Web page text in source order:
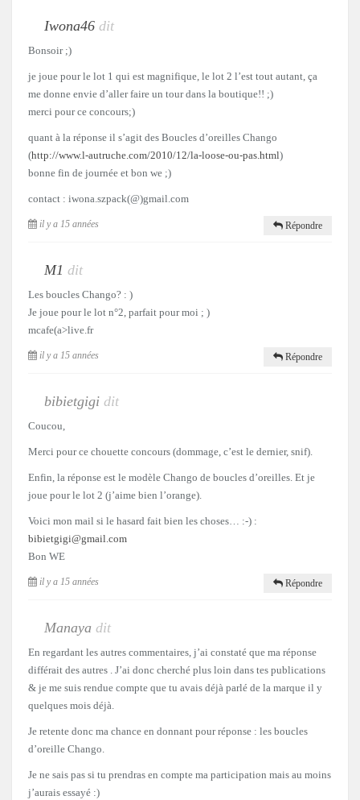
Iwona46 dit
Bonsoir ;)
je joue pour le lot 1 qui est magnifique, le lot 2 l’est tout autant, ça
me donne envie d’aller faire un tour dans la boutique!! ;)
merci pour ce concours;)
quant à la réponse il s’agit des Boucles d’oreilles Chango
(http://www.l-autruche.com/2010/12/la-loose-ou-pas.html)
bonne fin de journée et bon we ;)
contact : iwona.szpack(@)gmail.com
il y a 15 années Répondre
M1 dit
Les boucles Chango? : )
Je joue pour le lot n°2, parfait pour moi ; )
mcafe(a>live.fr
il y a 15 années Répondre
bibietgigi dit
Coucou,
Merci pour ce chouette concours (dommage, c’est le dernier, snif).
Enfin, la réponse est le modèle Chango de boucles d’oreilles. Et je
joue pour le lot 2 (j’aime bien l’orange).
Voici mon mail si le hasard fait bien les choses… :-) :
bibietgigi@gmail.com
Bon WE
il y a 15 années Répondre
Manaya dit
En regardant les autres commentaires, j’ai constaté que ma réponse
différait des autres . J’ai donc cherché plus loin dans tes publications
& je me suis rendue compte que tu avais déjà parlé de la marque il y
quelques mois déjà.
Je retente donc ma chance en donnant pour réponse : les boucles
d’oreille Chango.
Je ne sais pas si tu prendras en compte ma participation mais au moins
j’aurais essayé :)